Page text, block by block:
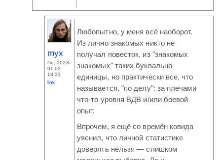
myx
Пн, 2023-
01-02
18:33
link
Любопытно, у меня всё наоборот.
Из лично знакомых никто не
получал повесток, из "знакомых
знакомых" таких буквально
единицы, но практически все, что
называется, "по делу": за плечами
что-то уровня ВДВ и/или боевой
опыт.
Впрочем, я ещё со времён ковида
уяснил, что личной статистике
доверять нельзя — слишком